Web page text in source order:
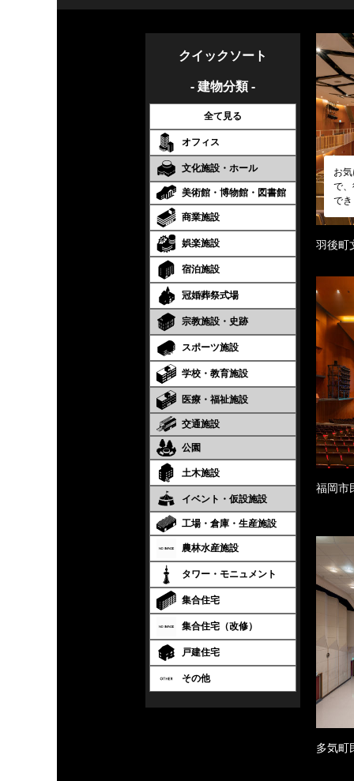
クイックソート
- 建物分類 -
全て見る
オフィス
文化施設・ホール
美術館・博物館・図書館
商業施設
娯楽施設
宿泊施設
冠婚葬祭式場
宗教施設・史跡
スポーツ施設
学校・教育施設
医療・福祉施設
交通施設
公園
土木施設
イベント・仮設施設
工場・倉庫・生産施設
農林水産施設
タワー・モニュメント
集合住宅
集合住宅（改修）
戸建住宅
その他
お
で
で
羽後
福岡市
多気町